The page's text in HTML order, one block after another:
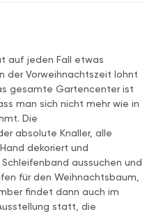
auf jeden Fall etwas
der Vorweihnachtszeit lohnt
gesamte Gartencenter ist
man sich nicht mehr wie in
Die
absolute Knaller, alle
dekoriert und
aussuchen und
für den Weihnachtsbaum,
findet dann auch im
statt, die